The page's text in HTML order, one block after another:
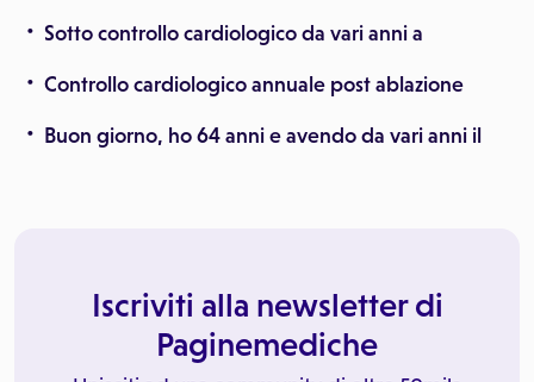
Sotto controllo cardiologico da vari anni a
Controllo cardiologico annuale post ablazione
Buon giorno, ho 64 anni e avendo da vari anni il
Iscriviti alla newsletter di
Paginemediche